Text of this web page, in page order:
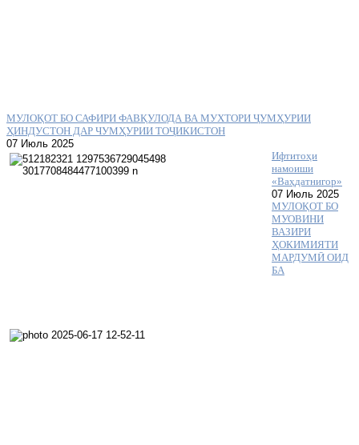
МУЛОҚОТ БО САФИРИ ФАВҚУЛОДА ВА МУХТОРИ ҶУМҲУРИИ
ҲИНДУСТОН ДАР ЧУМҲУРИИ ТОҶИКИСТОН
07 Июль 2025
Ифтитоҳи
намоиши
«Ваҳдатнигор»
07 Июль 2025
МУЛОҚОТ БО
МУОВИНИ
ВАЗИРИ
ҲОКИМИЯТИ
МАРДУМӢ ОИД
БА